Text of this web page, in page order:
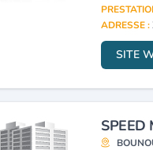
ADRESSE :
SITE
SPEED